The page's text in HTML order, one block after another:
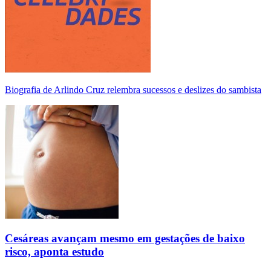
Biografia de Arlindo Cruz relembra sucessos e deslizes do sambista
Cesáreas avançam mesmo em gestações de baixo
risco, aponta estudo